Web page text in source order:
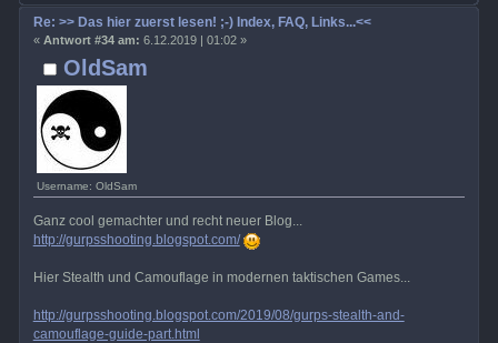
OldSam
Username: OldSam
Re: >> Das hier zuerst lesen! ;-) Index, FAQ, Links...<<
« Antwort #34 am: 6.12.2019 | 01:02 »
Ganz cool gemachter und recht neuer Blog...
http://gurpsshooting.blogspot.com/
Hier Stealth und Camouflage in modernen taktischen Games...
http://gurpsshooting.blogspot.com/2019/08/gurps-stealth-and-
camouflage-guide-part.html